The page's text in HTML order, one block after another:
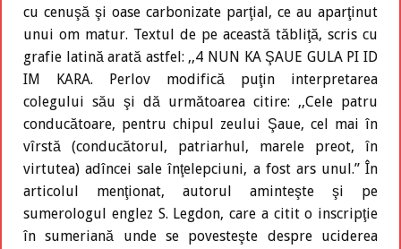
cu cenuşă şi oase carbonizate parţial, ce au aparţinut
unui om matur. Textul de pe această tăbliţă, scris cu
grafie latină arată astfel: ,,4 NUN KA ŞAUE GULA PI ID
IM KARA. Perlov modifică puţin interpretarea
colegului său şi dă următoarea citire: ,,Cele patru
conducătoare, pentru chipul zeului Şaue, cel mai în
vîrstă (conducătorul, patriarhul, marele preot, în
virtutea) adîncei sale înţelepciuni, a fost ars unul.” În
articolul menţionat, autorul aminteşte şi pe
sumerologul englez S. Legdon, care a citit o inscripţie
în sumeriană unde se povesteşte despre uciderea